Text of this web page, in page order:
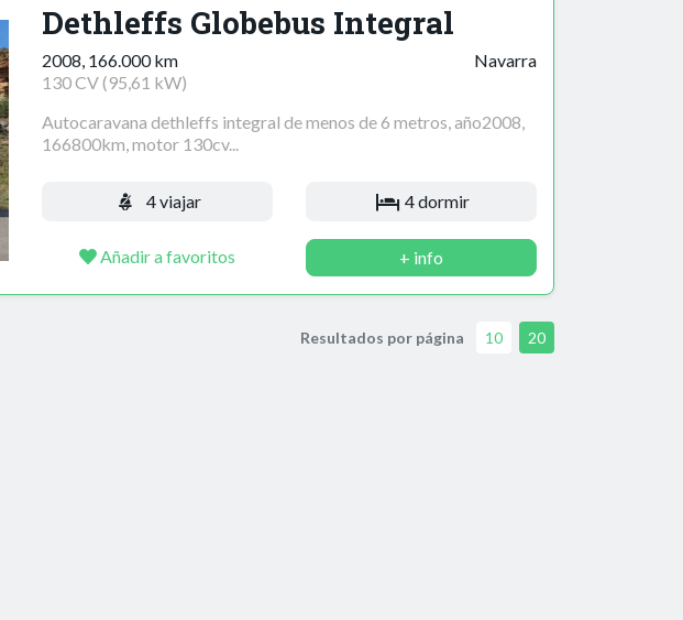
Dethleffs Globebus Integral
2008, 166.000 km
130 CV (95,61 kW)
Navarra
Autocaravana dethleffs integral de menos de 6 metros, año2008,
166800km, motor 130cv...
4 viajar 4 dormir
Añadir a favoritos + info
Resultados por página 10 20